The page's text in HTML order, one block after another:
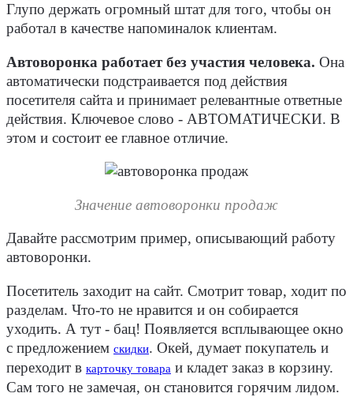
Глупо держать огромный штат для того, чтобы он
работал в качестве напоминалок клиентам.
Автоворонка работает без участия человека. Она
автоматически подстраивается под действия
посетителя сайта и принимает релевантные ответные
действия. Ключевое слово - АВТОМАТИЧЕСКИ. В
этом и состоит ее главное отличие.
Значение автоворонки продаж
Давайте рассмотрим пример, описывающий работу
автоворонки.
Посетитель заходит на сайт. Смотрит товар, ходит по
разделам. Что-то не нравится и он собирается
уходить. А тут - бац! Появляется всплывающее окно
с предложением скидки. Окей, думает покупатель и
переходит в карточку товара и кладет заказ в корзину.
Сам того не замечая, он становится горячим лидом.